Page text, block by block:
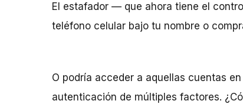
El estafador — que ahora tiene el
teléfono celular bajo tu nombre o
O podría acceder a aquellas cuentas
autenticación de múltiples factores.